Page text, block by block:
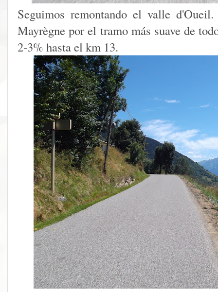
Seguimos remontando el valle
Mayrègne por el tramo más suave de
2-3% hasta el km 13.